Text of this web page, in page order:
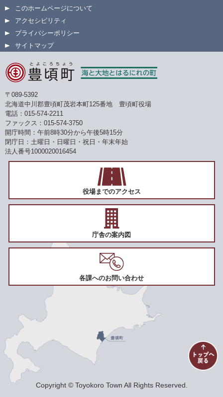
このホームページについて
アクセシビリティ
プライバシーポリシー
サイトマップ
〒089-5392
北海道中川郡豊頃町茂岩本町125番地 豊頃町役場
電話：015-574-2211
ファックス：015-574-3750
開庁時間：午前8時30分から午後5時15分
閉庁日：土曜日・日曜日・祝日・年末年始
法人番号1000020016454
役場までのアクセス
庁舎の案内図
各課へのお問い合わせ
Copyright © Toyokoro Town All Rights Reserved.